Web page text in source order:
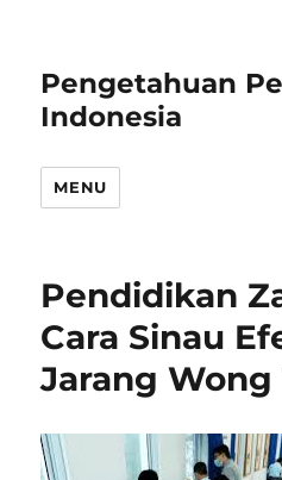
Pengetahuan
Indonesia
MENU
Pendidikan
Cara Sinau
Jarang Wong